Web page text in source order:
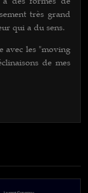
très grand
qui a du sens.
avec les "moving
de mes